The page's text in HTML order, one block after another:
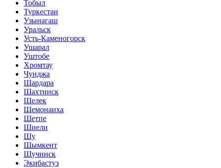
Тобыл
Туркестан
Узынагаш
Уральск
Усть-Каменогорск
Ушарал
Уштобе
Хромтау
Чунджа
Шардара
Шахтинск
Шелек
Шемонаиха
Шетпе
Шиели
Шу
Шымкент
Щучинск
Экибастуз